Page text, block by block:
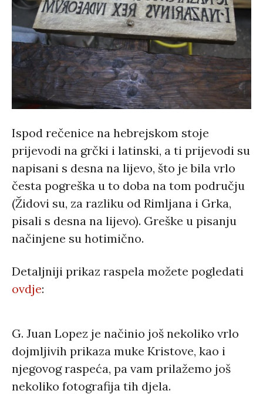
Ispod rečenice na hebrejskom stoje
prijevodi na grčki i latinski, a ti prijevodi su
napisani s desna na lijevo, što je bila vrlo
česta pogreška u to doba na tom području
(Židovi su, za razliku od Rimljana i Grka,
pisali s desna na lijevo). Greške u pisanju
načinjene su hotimično.
Detaljniji prikaz raspela možete pogledati
ovdje:
G. Juan Lopez je načinio još nekoliko vrlo
dojmljivih prikaza muke Kristove, kao i
njegovog raspeća, pa vam prilažemo još
nekoliko fotografija tih djela.